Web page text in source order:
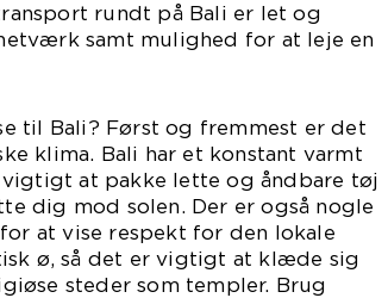
rundt på Bali er let og
samt mulighed for at leje en
til Bali? Først og fremmest er det
klima. Bali har et konstant varmt
at pakke lette og åndbare tøj
dig mod solen. Der er også nogle
at vise respekt for den lokale
ø, så det er vigtigt at klæde sig
steder som templer. Brug